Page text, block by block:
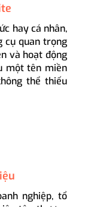
hay cá nhân,
cụ quan trọng
và hoạt động
một tên miền
thể thiếu
nghiệp, tổ